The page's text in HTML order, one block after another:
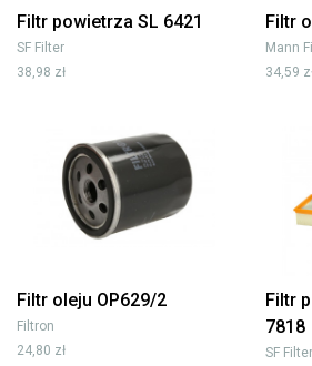
Filtr powietrza SL 6421
SF Filter
38,98 zł
Filtr
Mann
34,59
Filtr oleju OP629/2
Filtron
24,80 zł
Filtr
7818
SF Filter